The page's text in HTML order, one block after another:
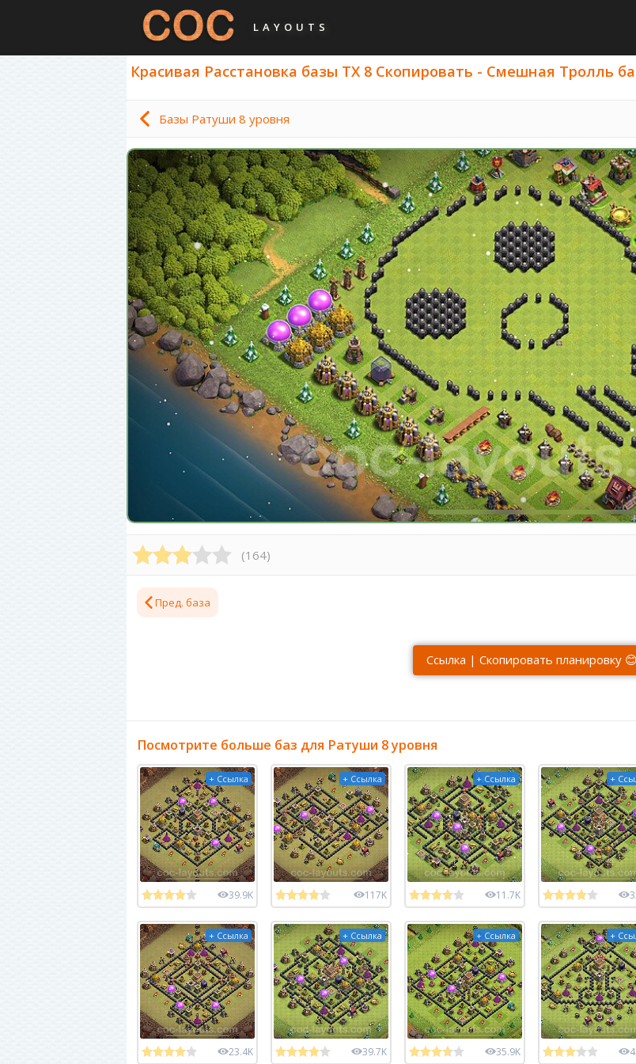
LAYOUTS
Красивая Расстановка базы ТХ 8 Скопировать - Смешная Тролль
Базы Ратуши 8 уровня
(164)
Пред. база
Ссылка | Скопировать планировку 😊
Посмотрите больше баз для Ратуши 8 уровня
+ Ссылка
39.9K
+ Ссылка
117K
+ Ссылка
11.7K
+
+ Ссылка
23.4K
+ Ссылка
39.7K
+ Ссылка
35.9K
+